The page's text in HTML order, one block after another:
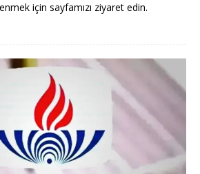
için sayfamızı ziyaret edin.